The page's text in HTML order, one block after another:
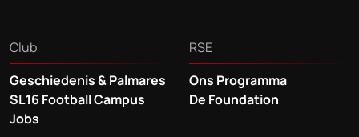
Club
Geschiedenis & Palmares
SL16 Football Campus
Jobs
RSE
Ons Programma
De Foundation